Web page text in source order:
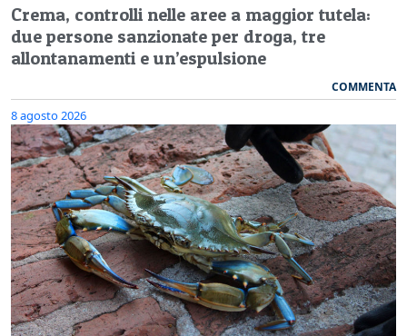
Crema, controlli nelle aree a maggior tutela:
due persone sanzionate per droga, tre
allontanamenti e un’espulsione
COMMENTA
8 agosto 2026